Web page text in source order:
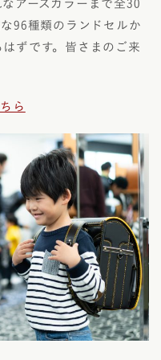
アースカラーまで全30
96種類のランドセルか
ずです。皆さまのご来
ら